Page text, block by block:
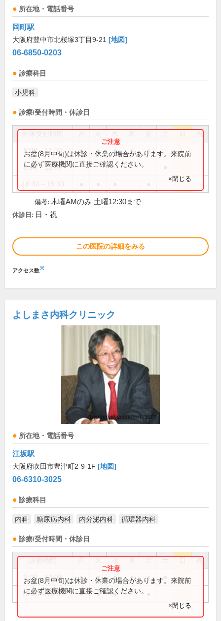
所在地・電話番号
岡町駅
大阪府豊中市北桜塚3丁目9-21 [地図]
06-6850-0203
診療科目
小児科
診療/受付時間・休診日
祝
9:00～11:30 ● ● ● ● ●
9:00～12:30
お盆(8月中旬)は休診・休業の場合があります。来院前
に必ず医療機関に直接ご確認ください。
×閉じる
備考: 木曜AMのみ 土曜12:30まで
休診日: 日・祝
この医院の詳細をみる
アクセス数※
よしまさ内科クリニック
所在地・電話番号
江坂駅
大阪府吹田市豊津町2-9-1F [地図]
06-6310-3025
診療科目
内科 糖尿病内科 内分泌内科 循環器内科
診療/受付時間・休診日
祝
9:00～13:00 ● ● ● ● ●
15:00～19:00 ● ● ●
お盆(8月中旬)は休診・休業の場合があります。来院前
に必ず医療機関に直接ご確認ください。
×閉じる